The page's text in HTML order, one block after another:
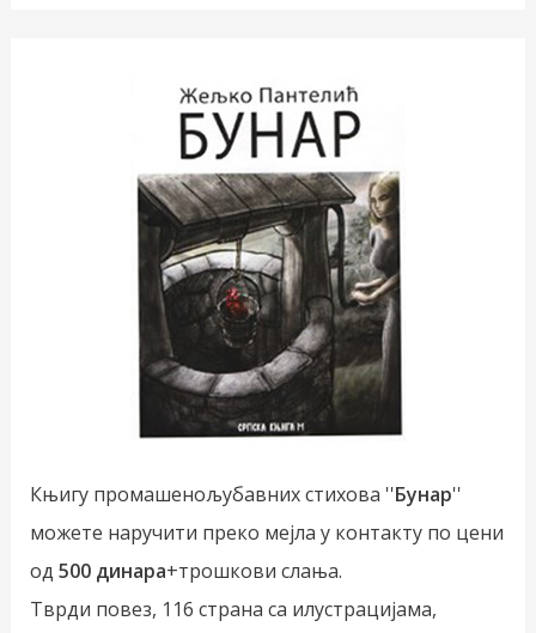
Књигу промашенољубавних стихова ''Бунар''
можете наручити преко мејла у контакту по цени
од 500 динара+трошкови слања.
Тврди повез, 116 страна са илустрацијама,